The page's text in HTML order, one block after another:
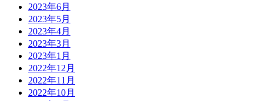
2023年6月
2023年5月
2023年4月
2023年3月
2023年1月
2022年12月
2022年11月
2022年10月